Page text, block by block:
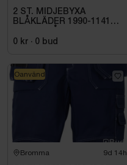
2 ST. MIDJEBYXA
BLÅKLÄDER 1990-1141
C44
0 kr · 0 bud
Bromma 9d 14h
Oanvänd